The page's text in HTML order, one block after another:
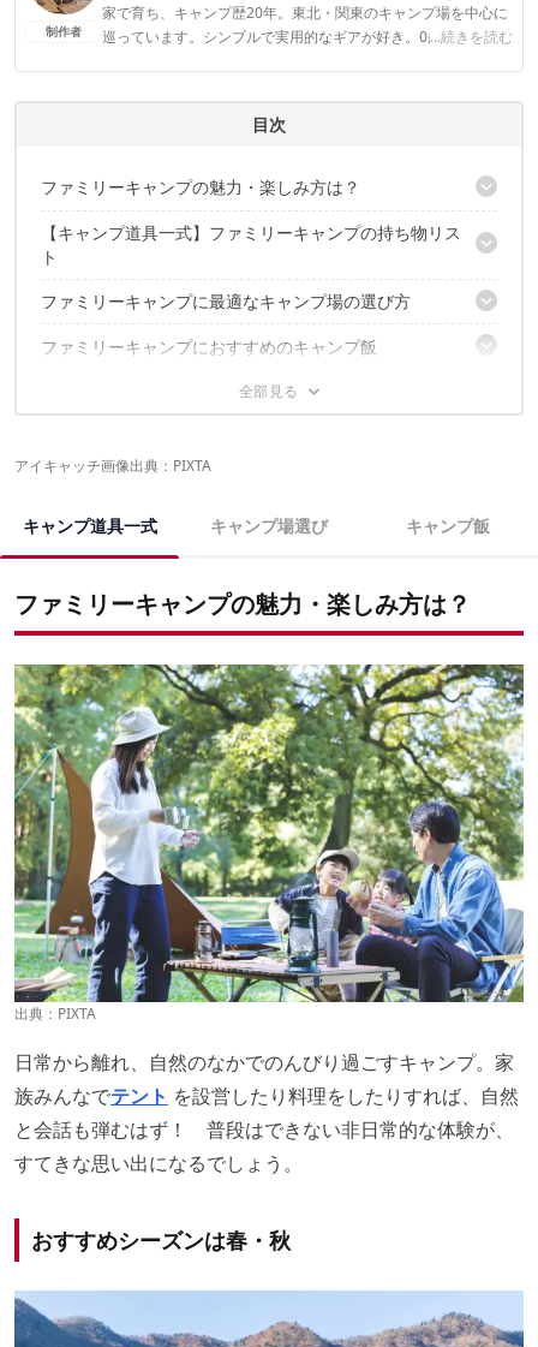
制作者
家で育ち、キャンプ歴20年。東北・関東のキャンプ場を中心に
巡っています。シンプルで実用的なギアが好き。0歳娘がいる
...続きを読む
ally_sasakiのプロフィール
目次
ファミリーキャンプの魅力・楽しみ方は？
おすすめシーズンは春・秋
レンタルを上手に活用しよう！
【キャンプ道具一式】ファミリーキャンプの持ち物リス
ト
テント
シュラフ・マット
クーラーボックス
調理小物
遊び道具
ファミリーキャンプに最適なキャンプ場の選び方
自宅から近いキャンプ場を選ぼう
水洗トイレ・お風呂があるか
売店・レンタル用品があるか
子供の安全を確保できているか
ファミリーキャンプにおすすめのキャンプ飯
キャンプといったらコレ！｜カレー
いつもと違う食感にドキドキ｜焼きチョコバナナ
ファミリーキャンプに関するおすすめの記事はこちら
アイキャッチ画像出典：PIXTA
キャンプ道具一式 キャンプ場選び キャンプ飯
ファミリーキャンプの魅力・楽しみ方は？
出典：PIXTA
日常から離れ、自然のなかでのんびり過ごすキャンプ。家
族みんなでテント を設営したり料理をしたりすれば、自然
と会話も弾むはず！ 普段はできない非日常的な体験が、
すてきな思い出になるでしょう。
おすすめシーズンは春・秋